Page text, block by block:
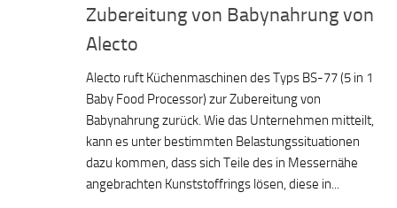
Zubereitung von Babynahrung von
Alecto
Alecto ruft Küchenmaschinen des Typs BS-77 (5 in 1
Baby Food Processor) zur Zubereitung von
Babynahrung zurück. Wie das Unternehmen mitteilt,
kann es unter bestimmten Belastungssituationen
dazu kommen, dass sich Teile des in Messernähe
angebrachten Kunststoffrings lösen, diese in...